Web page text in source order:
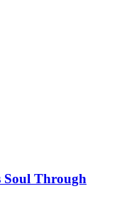
Soul Through